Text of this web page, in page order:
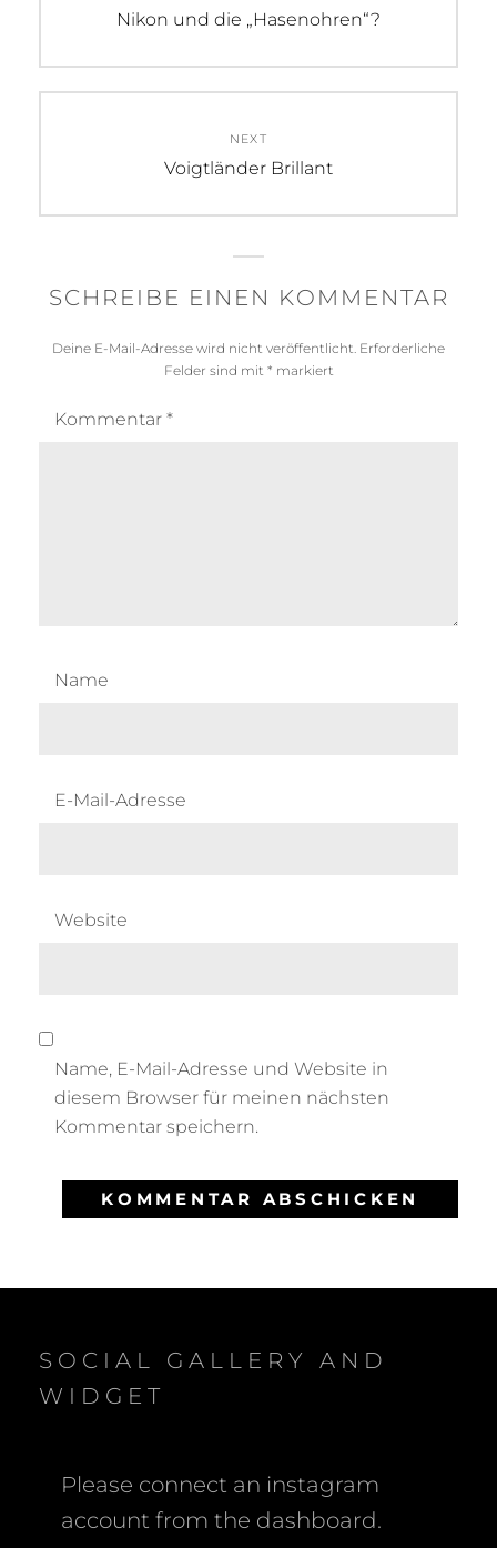
Previous
Nikon und die „Hasenohren“?
NEXT
Next
Voigtländer Brillant
SCHREIBE EINEN KOMMENTAR
Deine E-Mail-Adresse wird nicht veröffentlicht. Erforderliche
Felder sind mit * markiert
Kommentar *
Name
E-Mail-Adresse
Website
Name, E-Mail-Adresse und Website in
diesem Browser für meinen nächsten
Kommentar speichern.
SOCIAL GALLERY AND
WIDGET
Please connect an instagram
account from the dashboard.